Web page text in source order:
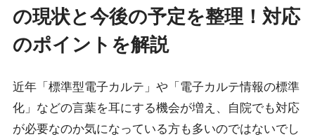
の現状と今後の予定を整理！対応
のポイントを解説
近年「標準型電子カルテ」や「電子カルテ情報の標準
化」などの言葉を耳にする機会が増え、自院でも対応
が必要なのか気になっている方も多いのではないでし